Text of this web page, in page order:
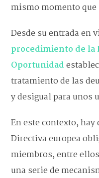
mismo momento
Desde su entrada en
procedimiento de la
Oportunidad
tratamiento de las
y desigual para unos
En este contexto, hay
Directiva europea
miembros, entre
una serie de